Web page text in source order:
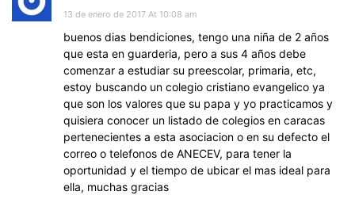
13 de enero de 2017 At 10:08 am
buenos dias bendiciones, tengo una niña de 2 años
que esta en guarderia, pero a sus 4 años debe
comenzar a estudiar su preescolar, primaria, etc,
estoy buscando un colegio cristiano evangelico ya
que son los valores que su papa y yo practicamos y
quisiera conocer un listado de colegios en caracas
pertenecientes a esta asociacion o en su defecto el
correo o telefonos de ANECEV, para tener la
oportunidad y el tiempo de ubicar el mas ideal para
ella, muchas gracias